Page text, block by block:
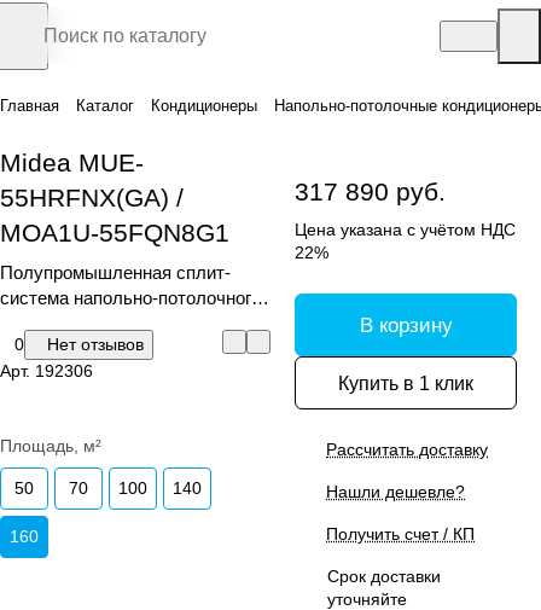
Главная Каталог Кондиционеры Напольно-потолочные
Midea MUE-
55HRFNX(GA) /
MOA1U-55FQN8G1
Полупромышленная сплит-
система напольно-потолочного
0
Нет отзывов
Арт. 192306
Площадь, м²
50 70 100 140
160
317 890 руб.
Цена указана с учётом НДС
22%
В корзину
Купить в 1 клик
Рассчитать доставку
Нашли дешевле?
Получить счет / КП
Срок доставки
уточняйте